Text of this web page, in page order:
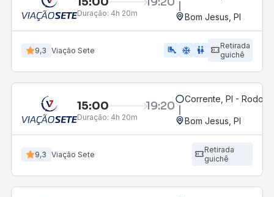
Duração: 4h 20m Bom Jesus, PI
9,3 Viação Sete airline_seat_legroom_extra ac_unit wc
Retirada
guichê
15:00 19:20
Duração: 4h 20m
Corrente, PI -
Bom Jesus, PI
9,3 Viação Sete
Retirada
guichê